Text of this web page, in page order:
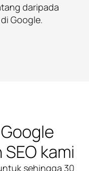
daripada
Google.
kami
sehingga 30